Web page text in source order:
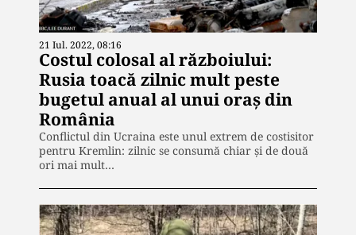
21 Iul. 2022, 08:16
Costul colosal al războiului:
Rusia toacă zilnic mult peste
bugetul anual al unui oraș din
România
Conflictul din Ucraina este unul extrem de costisitor
pentru Kremlin: zilnic se consumă chiar și de două
ori mai mult…